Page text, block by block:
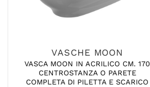
VASCHE MOON
VASCA MOON IN ACRILICO CM. 170
CENTROSTANZA O PARETE
COMPLETA DI PILETTA E SCARICO